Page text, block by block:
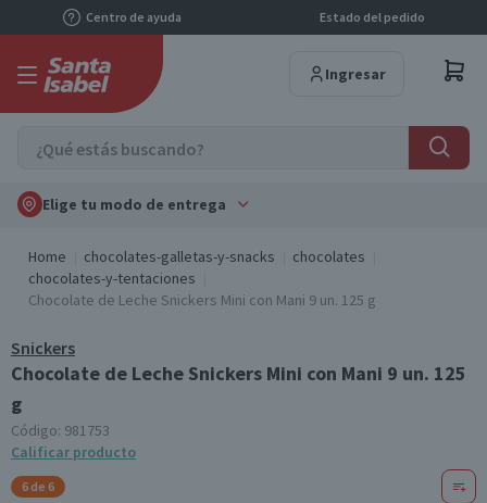
Centro de ayuda Estado del pedido
Ingresar
Elige tu modo de entrega
Home chocolates-galletas-y-snacks
chocolates
chocolates-y-tentaciones
Chocolate de Leche Snickers Mini con Mani 9 un. 125 g
Snickers
Chocolate de Leche Snickers Mini con Mani 9 un. 125
g
Código: 981753
Calificar producto
6 de 6